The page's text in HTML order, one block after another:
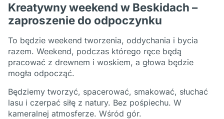
Kreatywny weekend w Beskidach –
zaproszenie do odpoczynku
To będzie weekend tworzenia, oddychania i bycia
razem. Weekend, podczas którego ręce będą
pracować z drewnem i woskiem, a głowa będzie
mogła odpocząć.
Będziemy tworzyć, spacerować, smakować, słuchać
lasu i czerpać siłę z natury. Bez pośpiechu. W
kameralnej atmosferze. Wśród gór.